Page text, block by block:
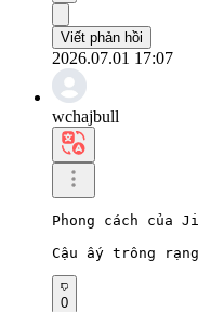
Viết phản hồi
2026.07.01 17:07
wchajbull
Phong cách của
Cậu ấy trông
0